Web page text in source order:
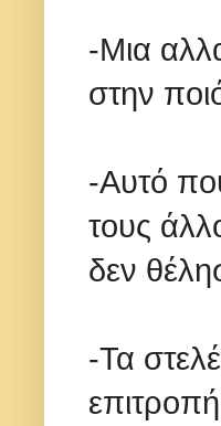
-Μια
στην
-Αυτό
τους
δεν
-Τα